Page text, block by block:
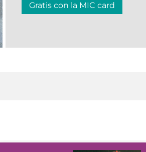
Gratis con la MIC card